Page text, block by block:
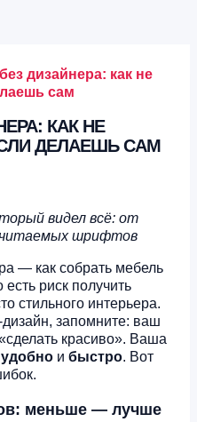
дизайнера: как не
сам
КАК НЕ
ДЕЛАЕШЬ САМ
видел всё: от
шрифтов
— как собрать мебель
риск получить
стильного интерьера.
запомните: ваш
красиво». Ваша
удобно и быстро. Вот
меньше — лучше